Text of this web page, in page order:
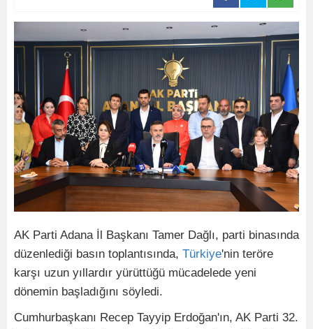
AK Parti Adana İl Başkanı Tamer Dağlı, parti binasında
düzenlediği basın toplantısında, Türkiye'nin teröre
karşı uzun yıllardır yürüttüğü mücadelede yeni
dönemin başladığını söyledi.
Cumhurbaşkanı Recep Tayyip Erdoğan'ın, AK Parti 32.